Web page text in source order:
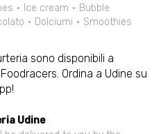
Ice cream
Bubble
Dolciumi
Smoothies
sono disponibili a
Ordina a Udine su
Udine